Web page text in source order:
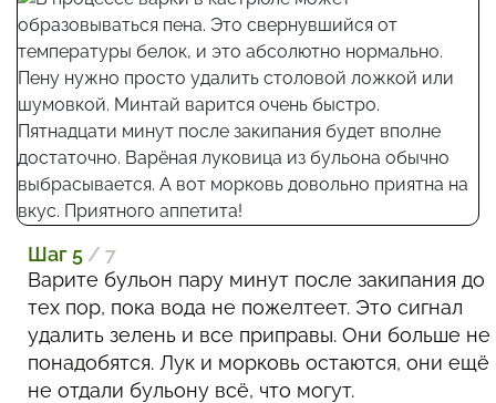
Шаг 5 / 7
Варите бульон пару минут после закипания до
тех пор, пока вода не пожелтеет. Это сигнал
удалить зелень и все приправы. Они больше не
понадобятся. Лук и морковь остаются, они ещё
не отдали бульону всё, что могут.